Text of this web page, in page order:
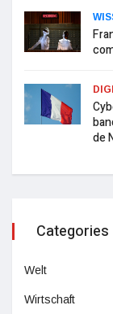
de
Categories
Welt
Wirtschaft